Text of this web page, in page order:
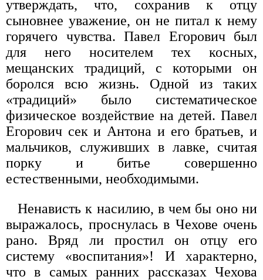
утверждать, что, сохранив к отцу
сыновнее уважение, он не питал к нему
горячего чувства. Павел Егорович был
для него носителем тех косных,
мещанских традиций, с которыми он
боролся всю жизнь. Одной из таких
«традиций» было систематическое
физическое воздействие на детей. Павел
Егорович сек и Антона и его братьев, и
мальчиков, служивших в лавке, считая
порку и битье совершенно
естественными, необходимыми.
Ненависть к насилию, в чем бы оно ни
выражалось, проснулась в Чехове очень
рано. Вряд ли простил он отцу его
систему «воспитания»! И характерно,
что в самых ранних рассказах Чехова